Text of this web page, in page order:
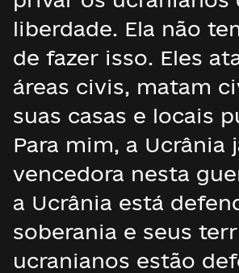
liberdade. Ela não
de fazer isso. Eles
áreas civis, matam
suas casas e locais
Para mim, a Ucrânia
vencedora nesta
a Ucrânia está
soberania e seus
ucranianos estão